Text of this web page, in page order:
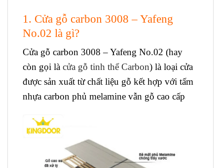
1. Cửa gỗ carbon 3008 – Yafeng
No.02 là gì?
Cửa gỗ carbon 3008 – Yafeng No.02 (hay
còn gọi là cửa gỗ tinh thể Carbon) là loại cửa
được sản xuất từ chất liệu gỗ kết hợp với tấm
nhựa carbon phủ melamine vẫn gỗ cao cấp